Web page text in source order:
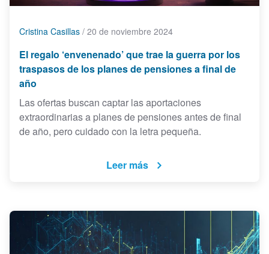
Cristina Casillas / 20 de noviembre 2024
El regalo ‘envenenado’ que trae la guerra por los
traspasos de los planes de pensiones a final de
año
Las ofertas buscan captar las aportaciones
extraordinarias a planes de pensiones antes de final
de año, pero cuidado con la letra pequeña.
Leer más